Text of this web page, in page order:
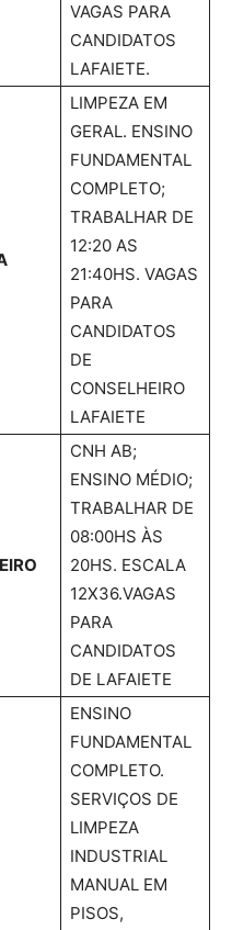
VAGAS PARA
CANDIDATOS
LAFAIETE.
LIMPEZA EM
GERAL. ENSINO
FUNDAMENTAL
COMPLETO;
TRABALHAR DE
12:20 AS
21:40HS. VAGAS
PARA
CANDIDATOS
DE
CONSELHEIRO
LAFAIETE
CNH AB;
ENSINO MÉDIO;
TRABALHAR DE
08:00HS ÀS
20HS. ESCALA
12X36.VAGAS
PARA
CANDIDATOS
DE LAFAIETE
ENSINO
FUNDAMENTAL
COMPLETO.
SERVIÇOS DE
LIMPEZA
INDUSTRIAL
MANUAL EM
PISOS,